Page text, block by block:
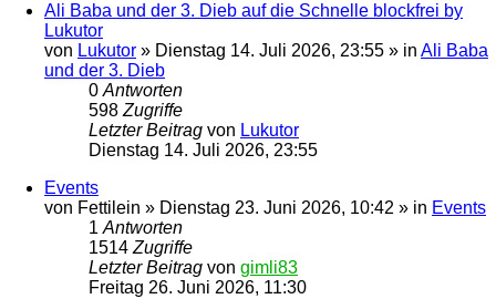
Ali Baba und der 3. Dieb auf die Schnelle blockfrei by
Lukutor
von Lukutor » Dienstag 14. Juli 2026, 23:55 » in Ali Baba
und der 3. Dieb
0 Antworten
598 Zugriffe
Letzter Beitrag von Lukutor
Dienstag 14. Juli 2026, 23:55
Events
von Fettilein » Dienstag 23. Juni 2026, 10:42 » in Events
1 Antworten
1514 Zugriffe
Letzter Beitrag von gimli83
Freitag 26. Juni 2026, 11:30